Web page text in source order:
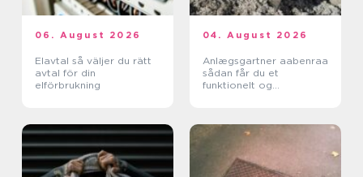
06. August 2026
Elavtal så väljer du rätt
avtal för din
elförbrukning
04. August 2026
Anlægsgartner aabenraa
sådan får du et
funktionelt og